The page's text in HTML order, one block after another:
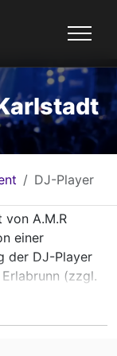
DJ-Player
A.M.R
einer
der DJ-Player
(zzgl.
in